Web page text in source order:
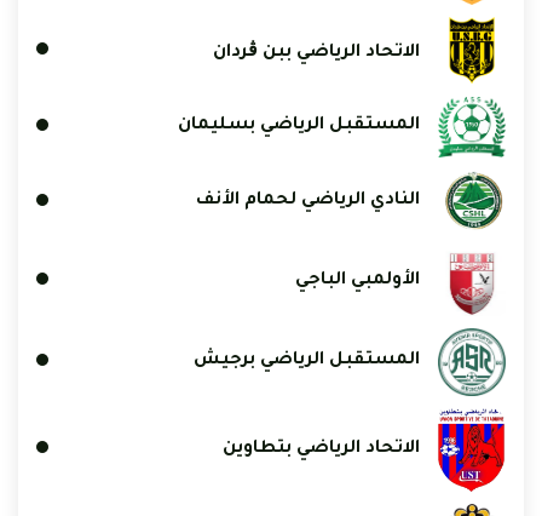
الاتحاد الرياضي ببن ڨردان
المستقبل الرياضي بسليمان
النادي الرياضي لحمام الأنف
الأولمبي الباجي
المستقبل الرياضي برجيش
الاتحاد الرياضي بتطاوين